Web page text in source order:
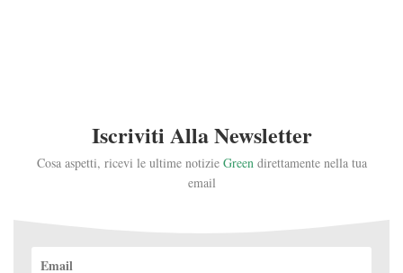
Iscriviti Alla Newsletter
Cosa aspetti, ricevi le ultime notizie Greendirettamente nella tua
email